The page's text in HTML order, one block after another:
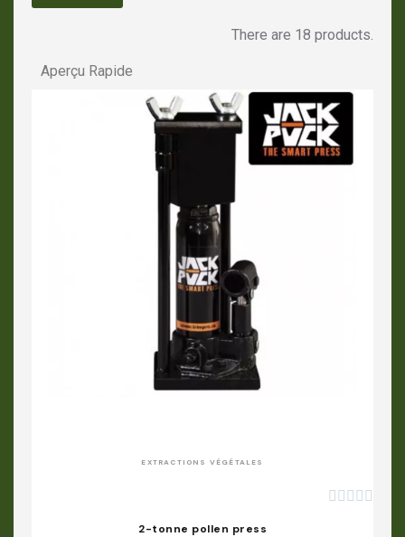
There are 18 products.
Aperçu Rapide
EXTRACTIONS VÉGÉTALES
    
2-tonne pollen press